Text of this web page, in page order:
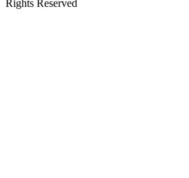
Rights Reserved